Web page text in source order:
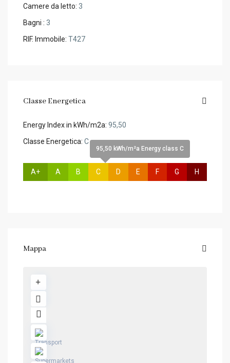
Camere da letto: 3
Bagni : 3
RIF. Immobile: T427
Classe Energetica
Energy Index in kWh/m2a: 95,50
Classe Energetica: C
A+ A B
95,50 kWh/m²a Energy class C
C D E F G H
Mappa